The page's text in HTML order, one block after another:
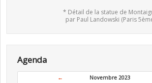
* Détail de la statue de
par Paul Landowski (Paris
Agenda
← Novembre 2023